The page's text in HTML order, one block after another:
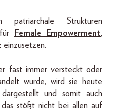
Strukturen
Female Empowerment,
fast immer versteckt oder
wurde, wird sie heute
und somit auch
stößt nicht bei allen auf